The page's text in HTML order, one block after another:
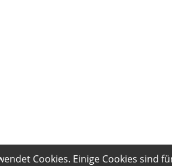
Cookies. Einige Cookies sind